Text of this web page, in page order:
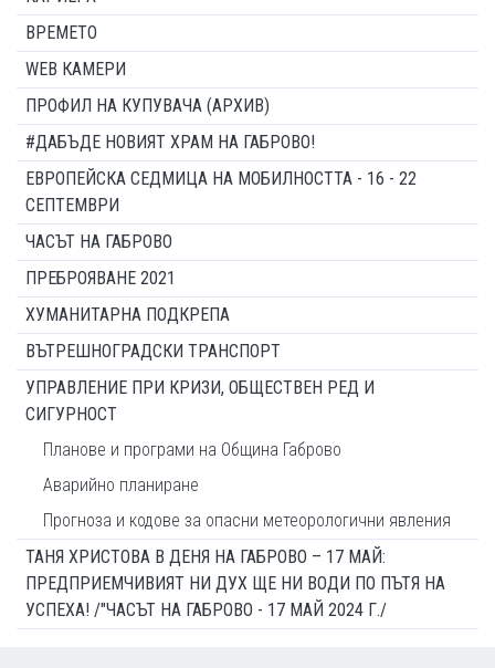
ВРЕМЕТО
WEB КАМЕРИ
ПРОФИЛ НА КУПУВАЧА (АРХИВ)
#ДАБЪДЕ НОВИЯТ ХРАМ НА ГАБРОВО!
ЕВРОПЕЙСКА СЕДМИЦА НА МОБИЛНОСТТА - 16 - 22
СЕПТЕМВРИ
ЧАСЪТ НА ГАБРОВО
ПРЕБРОЯВАНЕ 2021
ХУМАНИТАРНА ПОДКРЕПА
ВЪТРЕШНОГРАДСКИ ТРАНСПОРТ
УПРАВЛЕНИЕ ПРИ КРИЗИ, ОБЩЕСТВЕН РЕД И
СИГУРНОСТ
Планове и програми на Община Габрово
Аварийно планиране
Прогноза и кодове за опасни метеорологични явления
ТАНЯ ХРИСТОВА В ДЕНЯ НА ГАБРОВО – 17 МАЙ:
ПРЕДПРИЕМЧИВИЯТ НИ ДУХ ЩЕ НИ ВОДИ ПО ПЪТЯ НА
УСПЕХА! /"ЧАСЪТ НА ГАБРОВО - 17 МАЙ 2024 Г./